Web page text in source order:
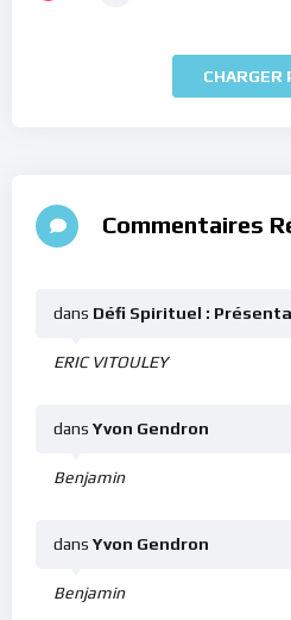
CHARGER
Commentaires
ERIC VITOULEY
dans Défi Spirituel :
Benjamin
dans Yvon Gendron
Benjamin
dans Yvon Gendron